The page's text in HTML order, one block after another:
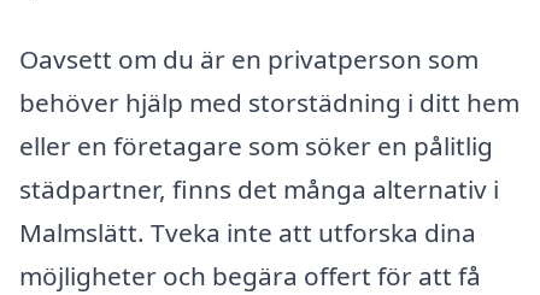
Oavsett om du är en privatperson som
behöver hjälp med storstädning i ditt hem
eller en företagare som söker en pålitlig
städpartner, finns det många alternativ i
Malmslätt. Tveka inte att utforska dina
möjligheter och begära offert för att få